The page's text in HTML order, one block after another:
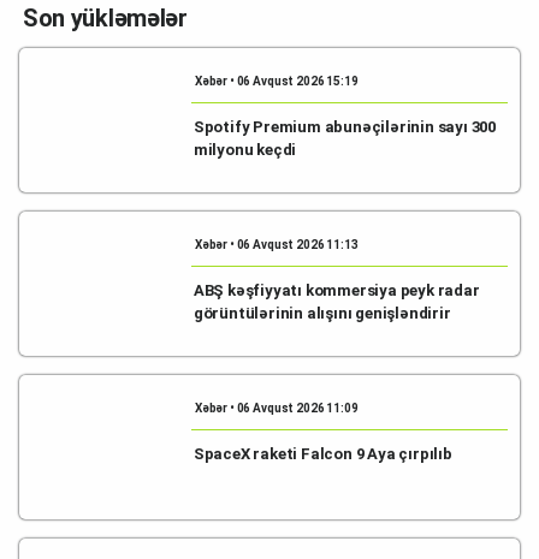
Son yükləmələr
Xəbər • 06 Avqust 2026 15:19
Spotify Premium abunəçilərinin sayı 300
milyonu keçdi
Xəbər • 06 Avqust 2026 11:13
ABŞ kəşfiyyatı kommersiya peyk radar
görüntülərinin alışını genişləndirir
Xəbər • 06 Avqust 2026 11:09
SpaceX raketi Falcon 9 Aya çırpılıb